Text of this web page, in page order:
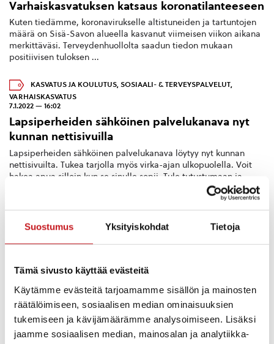
Suostumus Yksityiskohdat Tietoja
Tämä sivusto käyttää evästeitä
Käytämme evästeitä tarjoamamme sisällön ja mainosten
räätälöimiseen, sosiaalisen median ominaisuuksien
tukemiseen ja kävijämäärämme analysoimiseen. Lisäksi
jaamme sosiaalisen median, mainosalan ja analytiikka-
Varhaiskasvatuksen katsaus koronatilanteeseen
Kuten tiedämme, koronavirukselle altistuneiden ja tartuntojen
määrä on Sisä-Savon alueella kasvanut viimeisen viikon aikana
merkittäväsi. Terveydenhuollolta saadun tiedon mukaan
positiivisen tuloksen ...
KASVATUS JA KOULUTUS, SOSIAALI- & TERVEYSPALVELUT,
VARHAISKASVATUS
7.1.2022 — 16:02
Lapsiperheiden sähköinen palvelukanava nyt
kunnan nettisivuilla
Lapsiperheiden sähköinen palvelukanava löytyy nyt kunnan
nettisivuilta. Tukea tarjolla myös virka-ajan ulkopuolella. Voit
hakea apua silloin kun se sinulle sopii. Tule tutustumaan ja